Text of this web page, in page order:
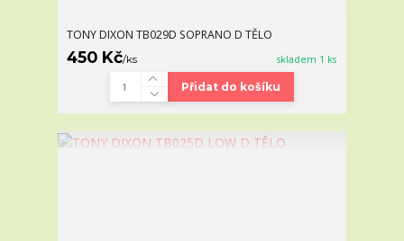
TONY DIXON TB029D SOPRANO D TĚLO
450 Kč/ks skladem 1 ks
Přidat do košíku